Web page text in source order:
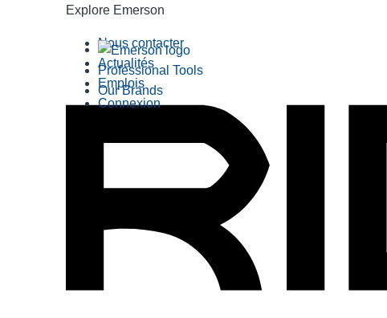
Explore Emerson
Professional Tools
Our Brands
Nous contacter
Actualités
Emplois
Connexion